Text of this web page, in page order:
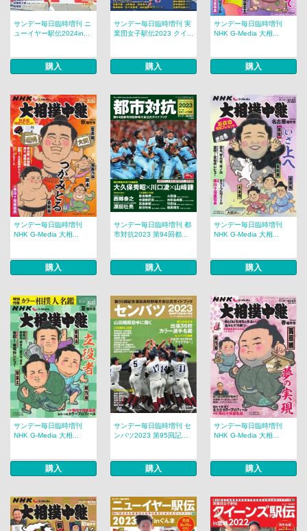
サンデー毎日臨時増刊 ニ
ューイヤー駅伝2024in...
購入
サンデー毎日臨時増刊 実
業団女子駅伝2023 クイ...
購入
サンデー毎日臨時増刊
NHK G-Media 大相...
購入
サンデー毎日臨時増刊
NHK G-Media 大相...
購入
サンデー毎日臨時増刊 都
市対抗2023 第94回都...
購入
サンデー毎日臨時増刊
NHK G-Media 大相...
購入
サンデー毎日臨時増刊
NHK G-Media 大相...
購入
サンデー毎日臨時増刊 セ
ンバツ2023 第95回記...
購入
サンデー毎日臨時増刊
NHK G-Media 大相...
購入